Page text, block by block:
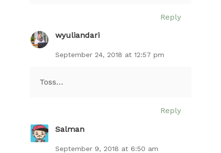
Reply
wyuliandari
September 24, 2018 at 12:57 pm
Toss…
Reply
Salman
September 9, 2018 at 6:50 am